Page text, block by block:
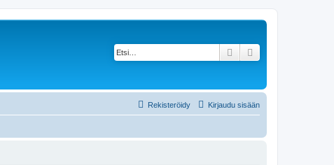
Etsi
Kirjaudu sisään
Rekisteröidy